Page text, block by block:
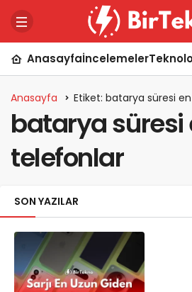
Anasayfaİncelemeler
Anasayfa Etiket: batarya süresi
batarya süresi
telefonlar
SON YAZILAR